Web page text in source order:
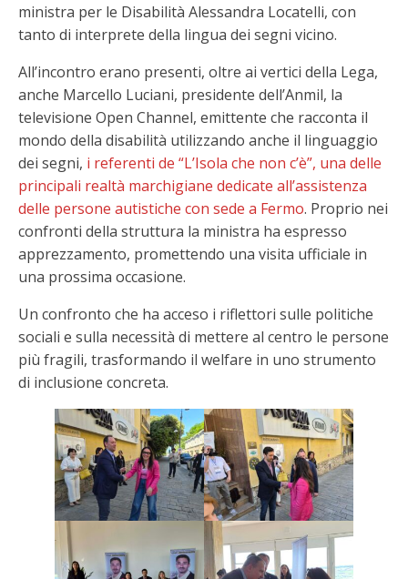
ministra per le Disabilità Alessandra Locatelli, con
tanto di interprete della lingua dei segni vicino.
All’incontro erano presenti, oltre ai vertici della Lega,
anche Marcello Luciani, presidente dell’Anmil, la
televisione Open Channel, emittente che racconta il
mondo della disabilità utilizzando anche il linguaggio
dei segni, i referenti de “L’Isola che non c’è”, una delle
principali realtà marchigiane dedicate all’assistenza
delle persone autistiche con sede a Fermo. Proprio nei
confronti della struttura la ministra ha espresso
apprezzamento, promettendo una visita ufficiale in
una prossima occasione.
Un confronto che ha acceso i riflettori sulle politiche
sociali e sulla necessità di mettere al centro le persone
più fragili, trasformando il welfare in uno strumento
di inclusione concreta.